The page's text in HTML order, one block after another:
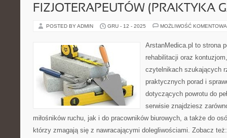
FIZJOTERAPEUTÓW (PRAKTYKA
POSTED BY ADMIN GRU - 12 - 2025 MOŻLIWOŚĆ
ArstanMedica.pl to strona
rehabilitacji oraz
czytelnikach szukających
praktycznych porad i
dotyczących powrotu do
serwisie znajdziesz
miłośników ruchu, jak i do pracowników biurowych, a także do
którzy zmagają się z nawracającymi dolegliwościami. Zobacz